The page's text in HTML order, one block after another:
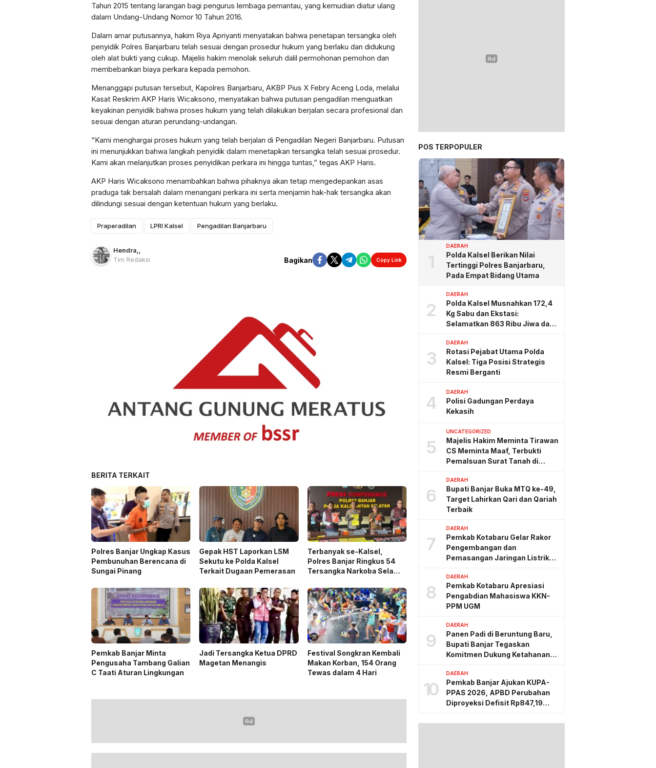
Tahun 2015 tentang larangan bagi pengurus lembaga pemantau, yang kemudian diatur ulang
dalam Undang-Undang Nomor 10 Tahun 2016.
Dalam amar putusannya, hakim Riya Apriyanti menyatakan bahwa penetapan tersangka oleh
penyidik Polres Banjarbaru telah sesuai dengan prosedur hukum yang berlaku dan didukung
oleh alat bukti yang cukup. Majelis hakim menolak seluruh dalil permohonan pemohon dan
membebankan biaya perkara kepada pemohon.
Menanggapi putusan tersebut, Kapolres Banjarbaru, AKBP Pius X Febry Aceng Loda, melalui
Kasat Reskrim AKP Haris Wicaksono, menyatakan bahwa putusan pengadilan menguatkan
keyakinan penyidik bahwa proses hukum yang telah dilakukan berjalan secara profesional dan
sesuai dengan aturan perundang-undangan.
“Kami menghargai proses hukum yang telah berjalan di Pengadilan Negeri Banjarbaru. Putusan
ini menunjukkan bahwa langkah penyidik dalam menetapkan tersangka telah sesuai prosedur.
Kami akan melanjutkan proses penyidikan perkara ini hingga tuntas,” tegas AKP Haris.
AKP Haris Wicaksono menambahkan bahwa pihaknya akan tetap mengedepankan asas
praduga tak bersalah dalam menangani perkara ini serta menjamin hak-hak tersangka akan
dilindungi sesuai dengan ketentuan hukum yang berlaku.
Praperadilan LPRI Kalsel Pengadilan Banjarbaru
Hendra,,
Tim Redaksi
Bagikan Copy Link
BERITA TERKAIT
Polres Banjar Ungkap Kasus
Pembunuhan Berencana di
Sungai Pinang
Gepak HST Laporkan LSM
Sekutu ke Polda Kalsel
Terkait Dugaan Pemerasan
Terbanyak se-Kalsel,
Polres Banjar Ringkus 54
Tersangka Narkoba Selama
Pemkab Banjar Minta
Pengusaha Tambang Galian
C Taati Aturan Lingkungan
Jadi Tersangka Ketua DPRD
Magetan Menangis
Festival Songkran Kembali
Makan Korban, 154 Orang
Tewas dalam 4 Hari
POS TERPOPULER
1
DAERAH
Polda Kalsel Berikan Nilai
Tertinggi Polres Banjarbaru,
Pada Empat Bidang Utama
2
DAERAH
Polda Kalsel Musnahkan 172,4
Kg Sabu dan Ekstasi:
Selamatkan 863 Ribu Jiwa dan
Triliun
3
DAERAH
Rotasi Pejabat Utama Polda
Kalsel: Tiga Posisi Strategis
Resmi Berganti
4
DAERAH
Polisi Gadungan Perdaya
Kekasih
5
UNCATEGORIZED
Majelis Hakim Meminta Tirawan
CS Meminta Maaf, Terbukti
Pemalsuan Surat Tanah di
6
DAERAH
Bupati Banjar Buka MTQ ke-49,
Target Lahirkan Qari dan Qariah
Terbaik
7
DAERAH
Pemkab Kotabaru Gelar Rakor
Pengembangan dan
Pemasangan Jaringan Listrik
8
DAERAH
Pemkab Kotabaru Apresiasi
Pengabdian Mahasiswa KKN-
PPM UGM
9
DAERAH
Panen Padi di Beruntung Baru,
Bupati Banjar Tegaskan
Komitmen Dukung Ketahanan
10
DAERAH
Pemkab Banjar Ajukan KUPA-
PPAS 2026, APBD Perubahan
Diproyeksi Defisit Rp847,19